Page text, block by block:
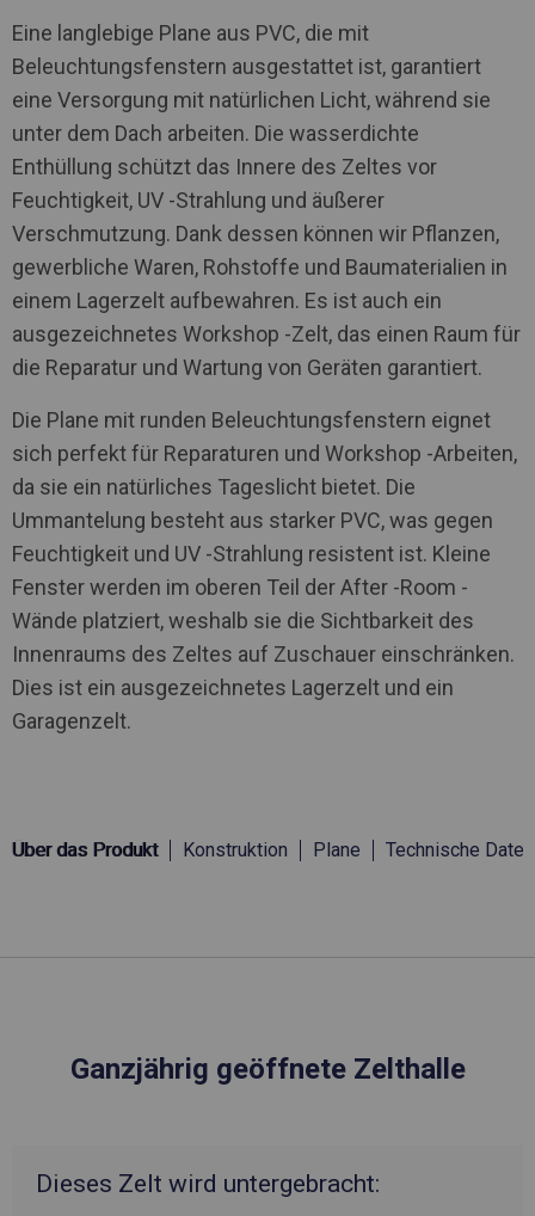
Eine langlebige Plane aus PVC, die mit
Beleuchtungsfenstern ausgestattet ist, garantiert
eine Versorgung mit natürlichen Licht, während sie
unter dem Dach arbeiten. Die wasserdichte
Enthüllung schützt das Innere des Zeltes vor
Feuchtigkeit, UV -Strahlung und äußerer
Verschmutzung. Dank dessen können wir Pflanzen,
gewerbliche Waren, Rohstoffe und Baumaterialien in
einem Lagerzelt aufbewahren. Es ist auch ein
ausgezeichnetes Workshop -Zelt, das einen Raum für
die Reparatur und Wartung von Geräten garantiert.
Die Plane mit runden Beleuchtungsfenstern eignet
sich perfekt für Reparaturen und Workshop -Arbeiten,
da sie ein natürliches Tageslicht bietet. Die
Ummantelung besteht aus starker PVC, was gegen
Feuchtigkeit und UV -Strahlung resistent ist. Kleine
Fenster werden im oberen Teil der After -Room -
Wände platziert, weshalb sie die Sichtbarkeit des
Innenraums des Zeltes auf Zuschauer einschränken.
Dies ist ein ausgezeichnetes Lagerzelt und ein
Garagenzelt.
Über das Produkt Konstruktion Plane Technische Daten
Ganzjährig geöffnete Zelthalle
Dieses Zelt wird untergebracht: